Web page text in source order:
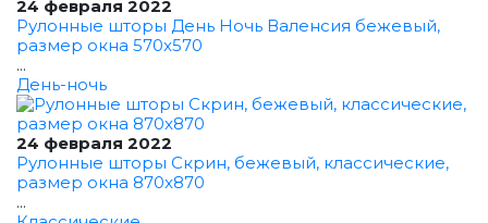
24 февраля 2022
Рулонные шторы День Ночь Валенсия бежевый,
размер окна 570x570
...
День-ночь
24 февраля 2022
Рулонные шторы Скрин, бежевый, классические,
размер окна 870x870
...